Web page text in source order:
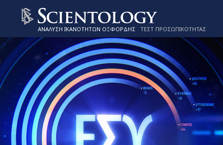
ΑΝΑΛΥΣΗ ΙΚΑΝΟΤΗΤΩΝ ΟΞΦΟΡΔΗΣ ΤΕΣΤ ΠΡΟΣΩΠΙΚΟΤΗΤΑΣ